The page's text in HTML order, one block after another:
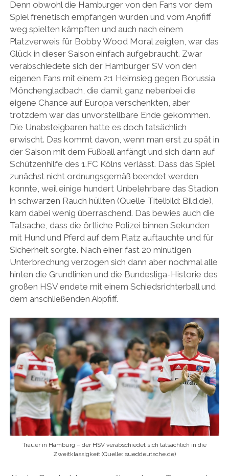
Denn obwohl die Hamburger von den Fans vor dem
Spiel frenetisch empfangen wurden und vom Anpfiff
weg spielten kämpften und auch nach einem
Platzverweis für Bobby Wood Moral zeigten, war das
Glück in dieser Saison einfach aufgebraucht. Zwar
verabschiedete sich der Hamburger SV von den
eigenen Fans mit einem 2:1 Heimsieg gegen Borussia
Mönchengladbach, die damit ganz nebenbei die
eigene Chance auf Europa verschenkten, aber
trotzdem war das unvorstellbare Ende gekommen.
Die Unabsteigbaren hatte es doch tatsächlich
erwischt. Das kommt davon, wenn man erst zu spät in
der Saison mit dem Fußball anfängt und sich dann auf
Schützenhilfe des 1.FC Kölns verlässt. Dass das Spiel
zunächst nicht ordnungsgemäß beendet werden
konnte, weil einige hundert Unbelehrbare das Stadion
in schwarzen Rauch hüllten (Quelle Titelbild: Bild.de),
kam dabei wenig überraschend. Das bewies auch die
Tatsache, dass die örtliche Polizei binnen Sekunden
mit Hund und Pferd auf dem Platz auftauchte und für
Sicherheit sorgte. Nach einer fast 20 minütigen
Unterbrechung verzogen sich dann aber nochmal alle
hinten die Grundlinien und die Bundesliga-Historie des
großen HSV endete mit einem Schiedsrichterball und
dem anschließenden Abpfiff.
Trauer in Hamburg – der HSV verabschiedet sich tatsächlich in die
Zweitklassigkeit (Quelle: sueddeutsche.de)